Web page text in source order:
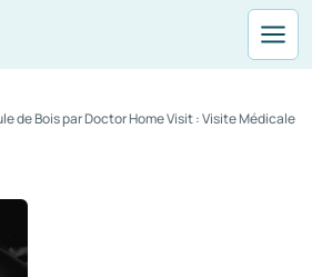
de Bois par Doctor Home Visit : Visite Médicale